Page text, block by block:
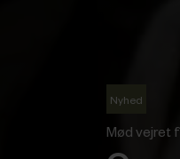
Nyhed
Mød vejret